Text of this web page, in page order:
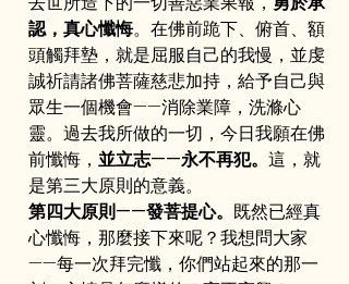
認，真心懺悔。在佛前跪下、俯首、額
頭觸拜墊，就是屈服自己的我慢，並虔
誠祈請諸佛菩薩慈悲加持，給予自己與
眾生一個機會——消除業障，洗滌心
靈。過去我所做的一切，今日我願在佛
前懺悔， 並立志——永不再犯。 這，就
是第三大原則的意義。
第四大原則——發菩提心。 既然已經真
心懺悔，那麼接下來呢？我想問大家
——每一次拜完懺，你們站起來的那一